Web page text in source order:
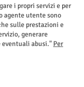
pertanto considerarsi
del 7.03.2001
And Singer
i propri servizi e per
agente utente sono
sulle prestazioni e
generare
abusi." Per